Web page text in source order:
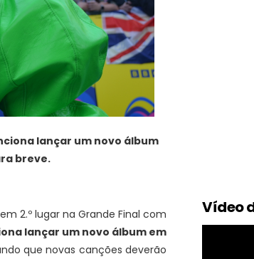
lançar um novo álbum
breve.
2.º lugar na Grande Final com
lançar um novo álbum em
que novas canções deverão
Vídeo